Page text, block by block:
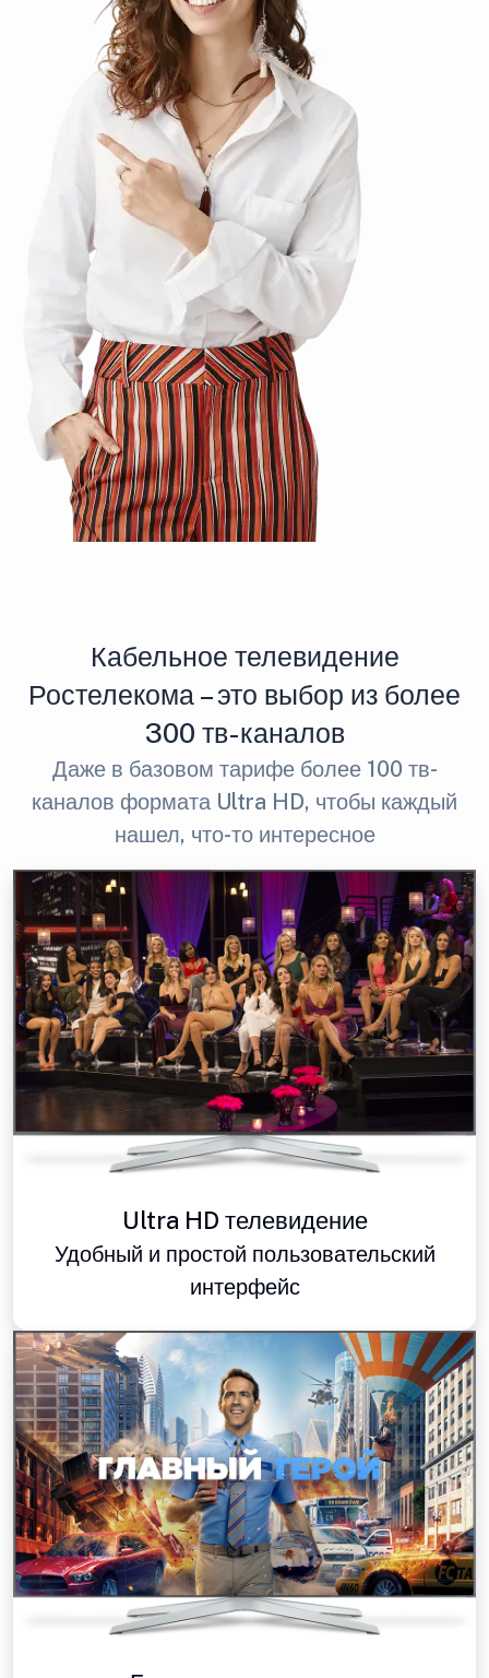
Кабельное телевидение
Ростелекома – это выбор из более
300 тв-каналов
Даже в базовом тарифе более 100 тв-
каналов формата Ultra HD, чтобы каждый
нашел, что-то интересное
Ultra HD телевидение
Удобный и простой пользовательский
интерфейс